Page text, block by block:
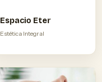
Espacio Eter
Estética Integral